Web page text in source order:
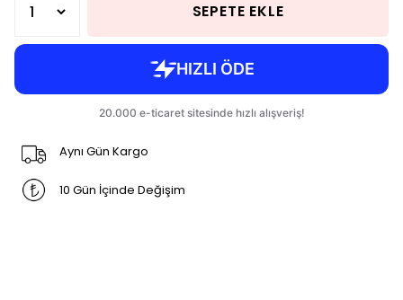
SEPETE EKLE
Aynı Gün Kargo
10 Gün İçinde Değişim